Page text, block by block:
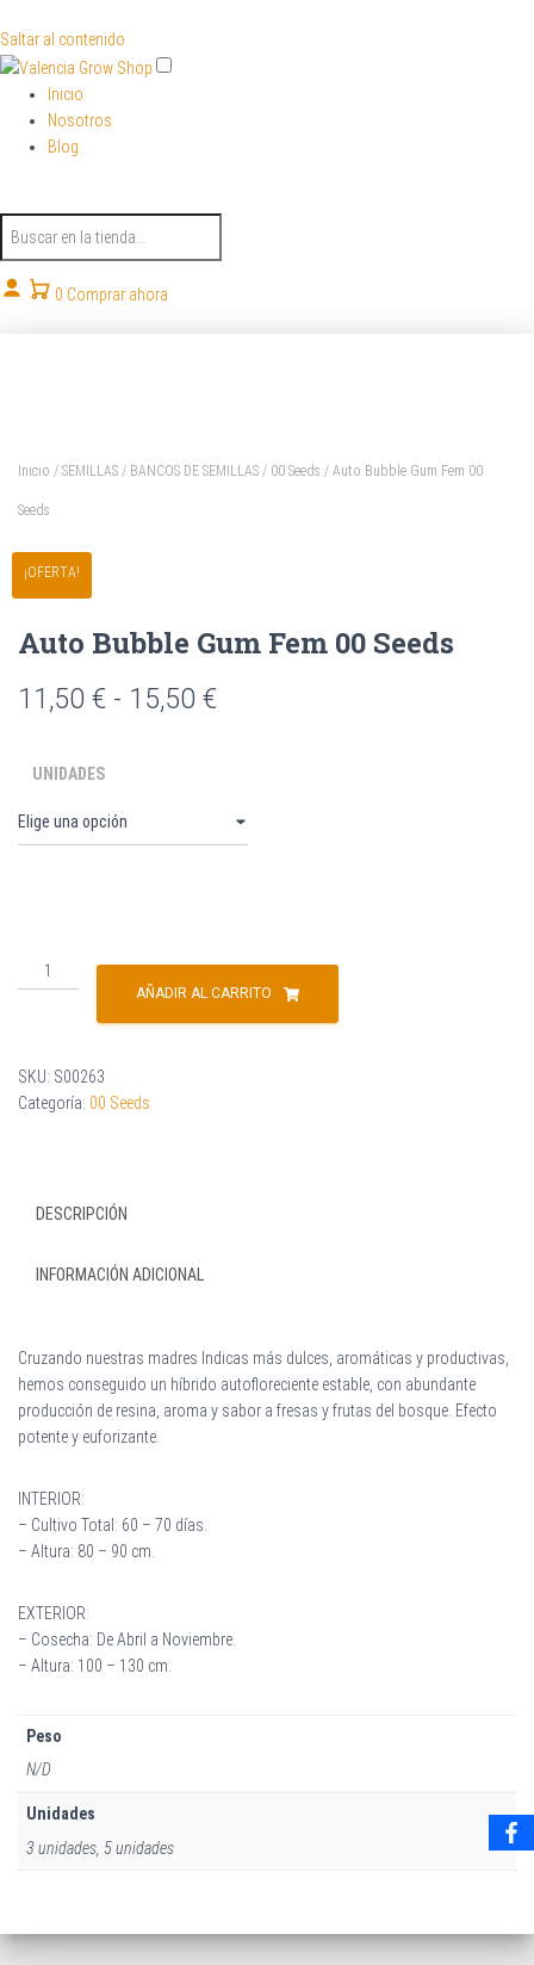
Saltar al contenido
Inicio
Nosotros
Blog
s
c
0 Comprar ahora
Inicio / SEMILLAS / BANCOS DE SEMILLAS / 00 Seeds / Auto Bubble Gum Fem 00
Seeds
¡OFERTA!
Auto Bubble Gum Fem 00 Seeds
11,50 € - 15,50 €
UNIDADES
AÑADIR AL CARRITO
SKU: S00263
Categoría: 00 Seeds
DESCRIPCIÓN
INFORMACIÓN ADICIONAL
Cruzando nuestras madres Indicas más dulces, aromáticas y productivas,
hemos conseguido un híbrido autofloreciente estable, con abundante
producción de resina, aroma y sabor a fresas y frutas del bosque. Efecto
potente y euforizante.
INTERIOR:
– Cultivo Total: 60 – 70 días.
– Altura: 80 – 90 cm.
EXTERIOR:
– Cosecha: De Abril a Noviembre.
– Altura: 100 – 130 cm.
Peso
N/D
Unidades
3 unidades, 5 unidades